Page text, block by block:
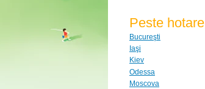
Peste hotare
Bucureşti
Iaşi
Kiev
Odessa
Moscova